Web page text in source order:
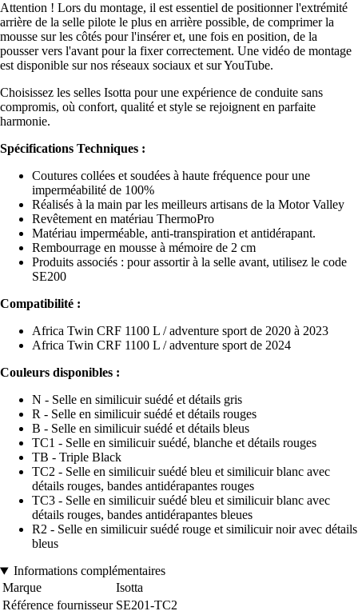
Attention ! Lors du montage, il est essentiel de positionner l'extrémité
arrière de la selle pilote le plus en arrière possible, de comprimer la
mousse sur les côtés pour l'insérer et, une fois en position, de la
pousser vers l'avant pour la fixer correctement. Une vidéo de montage
est disponible sur nos réseaux sociaux et sur YouTube.
Choisissez les selles Isotta pour une expérience de conduite sans
compromis, où confort, qualité et style se rejoignent en parfaite
harmonie.
Spécifications Techniques :
Coutures collées et soudées à haute fréquence pour une
imperméabilité de 100%
Réalisés à la main par les meilleurs artisans de la Motor Valley
Revêtement en matériau ThermoPro
Matériau imperméable, anti-transpiration et antidérapant.
Rembourrage en mousse à mémoire de 2 cm
Produits associés : pour assortir à la selle avant, utilisez le code
SE200
Compatibilité :
Africa Twin CRF 1100 L / adventure sport de 2020 à 2023
Africa Twin CRF 1100 L / adventure sport de 2024
Couleurs disponibles :
N - Selle en similicuir suédé et détails gris
R - Selle en similicuir suédé et détails rouges
B - Selle en similicuir suédé et détails bleus
TC1 - Selle en similicuir suédé, blanche et détails rouges
TB - Triple Black
TC2 - Selle en similicuir suédé bleu et similicuir blanc avec
détails rouges, bandes antidérapantes rouges
TC3 - Selle en similicuir suédé bleu et similicuir blanc avec
détails rouges, bandes antidérapantes bleues
R2 - Selle en similicuir suédé rouge et similicuir noir avec détails
bleus
Informations complémentaires
Marque
Isotta
Référence fournisseur SE201-TC2